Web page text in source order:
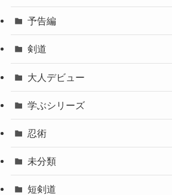
予告編
剣道
大人デビュー
学ぶシリーズ
忍術
未分類
短剣道